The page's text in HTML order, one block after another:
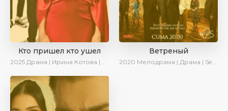
Кто пришел кто ушел
2025 Драма | Ирина Котова | Новинки | Сериалы 2025
Ветреный
2020 Мелодрама | Драма | SesDizi | Ирина Котова | AveTurk